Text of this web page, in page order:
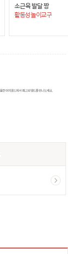
소근육 발달 짱
활동성 놀이교구